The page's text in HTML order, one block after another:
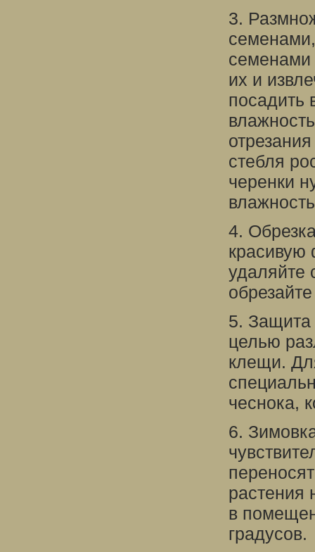
3.
семенами
их и
посадить
стебля
черенки
4.
красивую
удаляйте
5. Защита
целью
клещи.
чеснока,
6.
растения
в
градусов.